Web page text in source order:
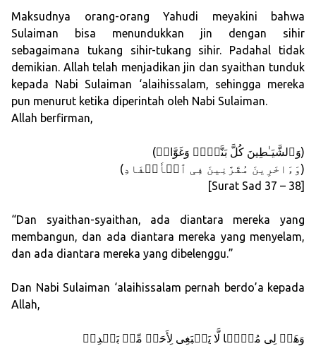
Maksudnya orang-orang Yahudi meyakini bahwa
Sulaiman bisa menundukkan jin dengan sihir
sebagaimana tukang sihir-tukang sihir. Padahal tidak
demikian. Allah telah menjadikan jin dan syaithan tunduk
kepada Nabi Sulaiman ‘alaihissalam, sehingga mereka
pun menurut ketika diperintah oleh Nabi Sulaiman.
Allah berfirman,
(وَٱلشَّیَـٰطِینَ كُلَّ بَنَّاۤءࣲ وَغَوَّاصࣲ)
(وَءَاخَرِینَ مُقَرَّنِینَ فِی ٱلۡأَصۡفَادِ)
[Surat Sad 37 – 38]
“Dan syaithan-syaithan, ada diantara mereka yang
membangun, dan ada diantara mereka yang menyelam,
dan ada diantara mereka yang dibelenggu.”
Dan Nabi Sulaiman ‘alaihissalam pernah berdo’a kepada
Allah,
وَهَبۡ لِی مُلۡكࣰا لَّا یَنۢبَغِی لِأَحَدࣲ مِّنۢ بَعۡدِیۤ